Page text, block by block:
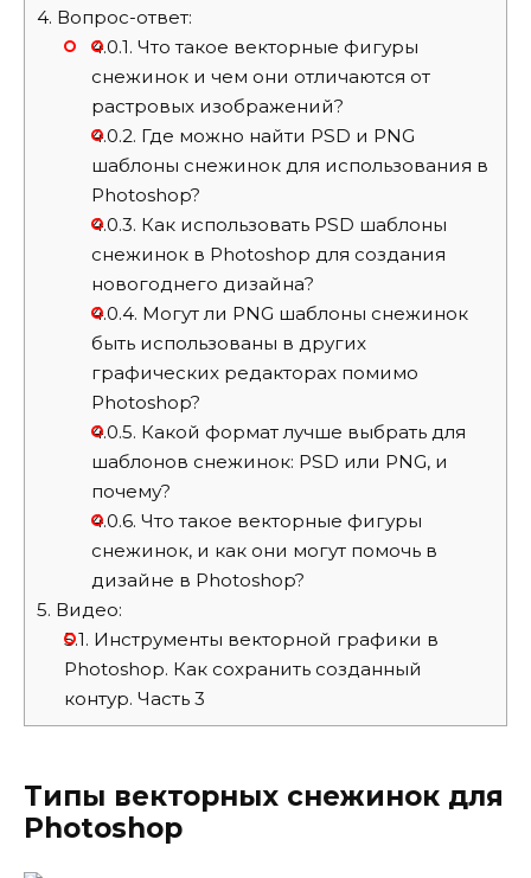
4. Вопрос-ответ:
4.0.1. Что такое векторные фигуры
снежинок и чем они отличаются от
растровых изображений?
4.0.2. Где можно найти PSD и PNG
шаблоны снежинок для использования в
Photoshop?
4.0.3. Как использовать PSD шаблоны
снежинок в Photoshop для создания
новогоднего дизайна?
4.0.4. Могут ли PNG шаблоны снежинок
быть использованы в других
графических редакторах помимо
Photoshop?
4.0.5. Какой формат лучше выбрать для
шаблонов снежинок: PSD или PNG, и
почему?
4.0.6. Что такое векторные фигуры
снежинок, и как они могут помочь в
дизайне в Photoshop?
5. Видео:
5.1. Инструменты векторной графики в
Photoshop. Как сохранить созданный
контур. Часть 3
Типы векторных снежинок для
Photoshop